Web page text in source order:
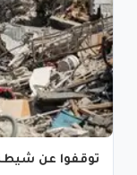
توقفوا عن